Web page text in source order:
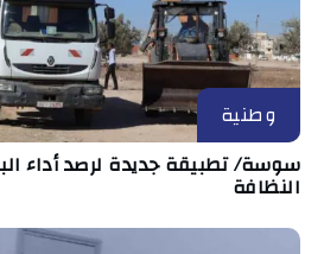
وطنية
سوسة/ تطبيقة جديدة لرصد أداء
النظافة